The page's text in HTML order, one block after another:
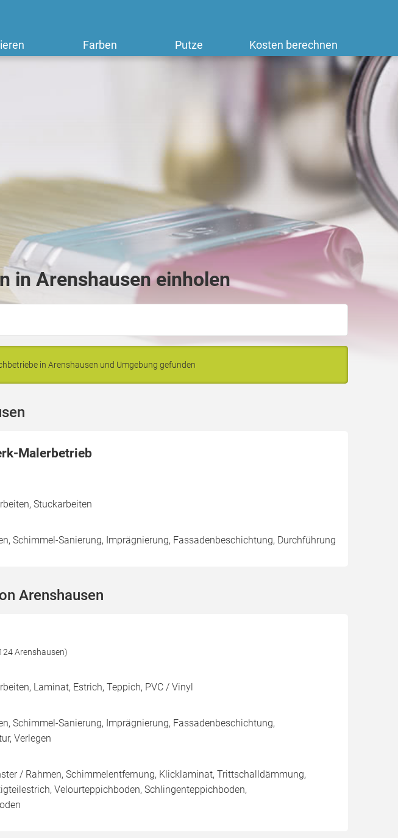
Farben Putze Kosten berechnen
in Arenshausen einholen
in Arenshausen und Umgebung gefunden
Malerbetrieb
Stuckarbeiten
Schimmel-Sanierung, Imprägnierung, Fassadenbeschichtung, Durchführung
Arenshausen
Arenshausen)
Laminat, Estrich, Teppich, PVC / Vinyl
Schimmel-Sanierung, Imprägnierung, Fassadenbeschichtung,
Verlegen
/ Rahmen, Schimmelentfernung, Klicklaminat, Trittschalldämmung,
Velourteppichboden, Schlingenteppichboden,